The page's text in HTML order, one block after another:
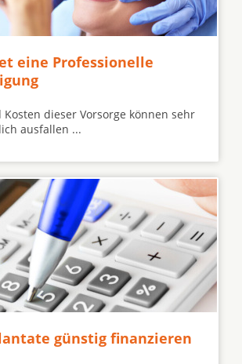
eine Professionelle
dieser Vorsorge können sehr
ausfallen ...
günstig finanzieren